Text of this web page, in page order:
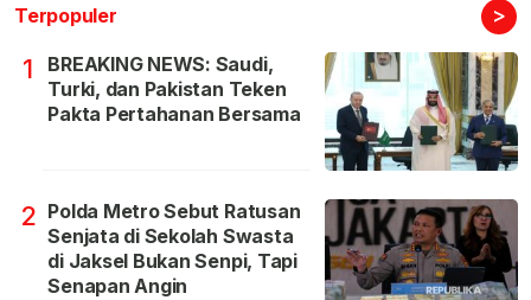
Terpopuler >
1
BREAKING NEWS: Saudi,
Turki, dan Pakistan Teken
Pakta Pertahanan Bersama
2 Polda Metro Sebut Ratusan
Senjata di Sekolah Swasta
di Jaksel Bukan Senpi, Tapi
Senapan Angin